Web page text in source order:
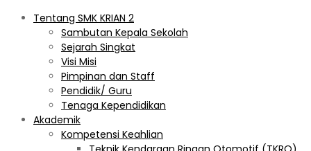
Tentang SMK KRIAN 2
Sambutan Kepala Sekolah
Sejarah Singkat
Visi Misi
Pimpinan dan Staff
Pendidik/ Guru
Tenaga Kependidikan
Akademik
Kompetensi Keahlian